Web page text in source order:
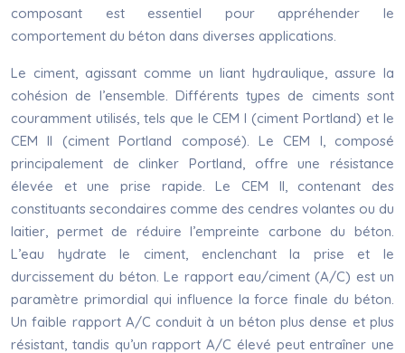
composant est essentiel pour appréhender le
comportement du béton dans diverses applications.
Le ciment, agissant comme un liant hydraulique, assure la
cohésion de l’ensemble. Différents types de ciments sont
couramment utilisés, tels que le CEM I (ciment Portland) et le
CEM II (ciment Portland composé). Le CEM I, composé
principalement de clinker Portland, offre une résistance
élevée et une prise rapide. Le CEM II, contenant des
constituants secondaires comme des cendres volantes ou du
laitier, permet de réduire l’empreinte carbone du béton.
L’eau hydrate le ciment, enclenchant la prise et le
durcissement du béton. Le rapport eau/ciment (A/C) est un
paramètre primordial qui influence la force finale du béton.
Un faible rapport A/C conduit à un béton plus dense et plus
résistant, tandis qu’un rapport A/C élevé peut entraîner une